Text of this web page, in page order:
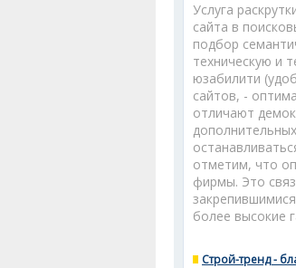
Услуга
сайта в
подбор
техническую и
юзабилити
сайтов, -
отличают
отметим, что
фирмы. Это
более высокие
Строй-тренд -